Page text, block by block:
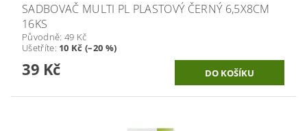
SADBOVAČ MULTI PL PLASTOVÝ ČERNÝ 6,5X8CM
16KS
Původně: 49 Kč
Ušetříte: 10 Kč (–20 %)
39 Kč